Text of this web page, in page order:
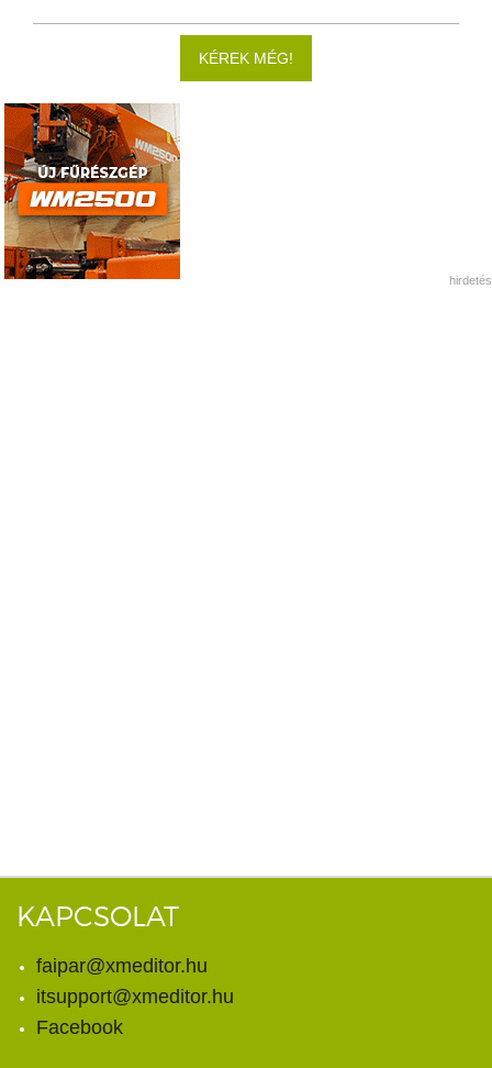
KÉREK MÉG!
hirdetés
KAPCSOLAT
faipar@xmeditor.hu
itsupport@xmeditor.hu
Facebook